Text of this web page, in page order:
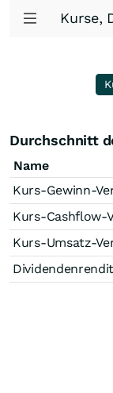
Kurse,
Durchschnitt
Name
Kurs-Gewinn-
Kurs-Cashflow-
Kurs-Umsatz-